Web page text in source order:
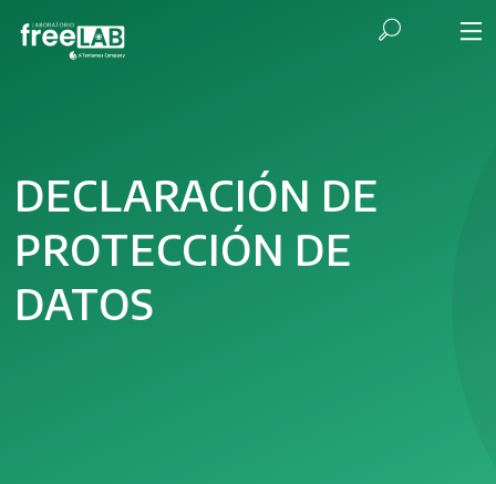
DECLARACIÓN DE
PROTECCIÓN DE
DATOS